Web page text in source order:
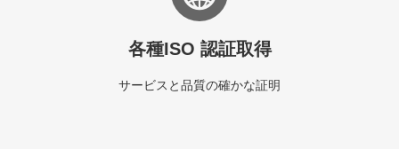
各種ISO 認証取得
サービスと品質の確かな証明